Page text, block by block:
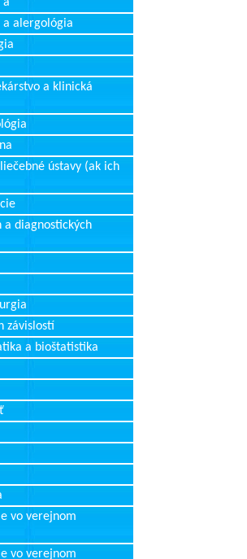
alergológia
a klinická
ústavy (ak ich
a diagnostických
závislostí
a bioštatistika
vo verejnom
vo verejnom